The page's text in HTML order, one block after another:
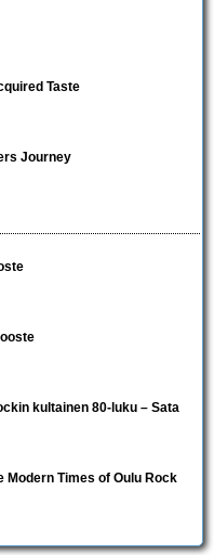
Taste
Journey
kultainen 80-luku – Sata
Modern Times of Oulu Rock